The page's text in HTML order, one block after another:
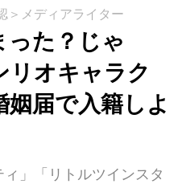
＞メディアライター
った？じゃ
リオキャラク
姻届で入籍しよ
ィ」「リトルツインスタ